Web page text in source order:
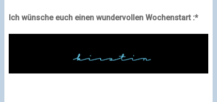
Ich wünsche euch einen wundervollen Wochenstart :*